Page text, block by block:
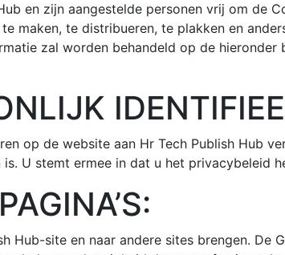
en zijn aangestelde personen vrij om de
maken, te distribueren, te plakken en
zal worden behandeld op de
op de website aan Hr Tech Publish Hub
U stemt ermee in dat u het privacybeleid
Hub-site en naar andere sites brengen.